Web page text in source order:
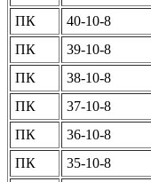
ПК 40-10-8
ПК
39-10-8
ПК
38-10-8
ПК
37-10-8
ПК
36-10-8
ПК
35-10-8